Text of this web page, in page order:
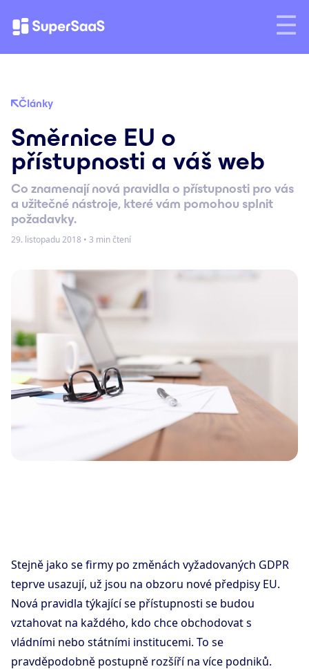
Články
Směrnice EU o
přístupnosti a váš web
Co znamenají nová pravidla o přístupnosti pro vás
a užitečné nástroje, které vám pomohou splnit
požadavky.
29. listopadu 2018 • 3 min čtení
Stejně jako se firmy po změnách vyžadovaných GDPR
teprve usazují, už jsou na obzoru nové předpisy EU.
Nová pravidla týkající se přístupnosti se budou
vztahovat na každého, kdo chce obchodovat s
vládními nebo státními institucemi. To se
pravděpodobně postupně rozšíří na více podniků.